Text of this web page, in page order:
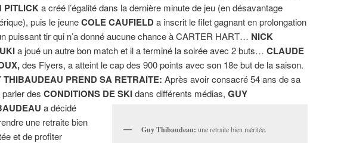
PITLICKa créé l’égalité dans la dernière minute de jeu (en désavantage
puis le jeuneCOLE CAUFIELDa inscrit le filet gagnant en prolongation
puissant tir qui n’a donné aucune chance à CARTER HART… NICK
a joué un autre bon match et il a terminé la soirée avec 2 buts…CLAUDE
des Flyers, a atteint le cap des 900 points avec son 18e but de la saison.
THIBAUDEAU PREND SA RETRAITE: Après avoir consacré 54 ans de sa
parler desCONDITIONS DE SKIdans différents médias,GUY
a décidé
Guy Thibaudeau: une retraite bien méritée.
une retraite bien
et de profiter